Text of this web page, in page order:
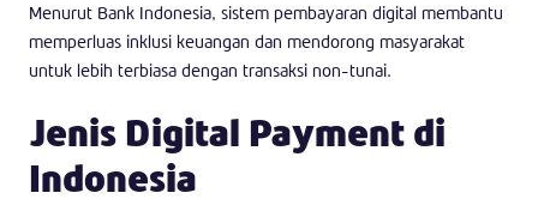
Menurut Bank Indonesia, sistem pembayaran digital membantu
memperluas inklusi keuangan dan mendorong masyarakat
untuk lebih terbiasa dengan transaksi non-tunai.
Jenis Digital Payment di
Indonesia